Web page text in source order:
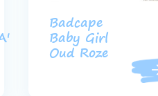
Badcape
Baby Girl
Oud Roze